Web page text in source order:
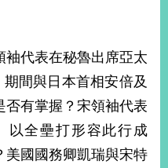
代表在秘魯出席亞太
間與日本首相安倍及
有掌握？宋領袖代表
以全壘打形容此行成
美國國務卿凱瑞與宋特